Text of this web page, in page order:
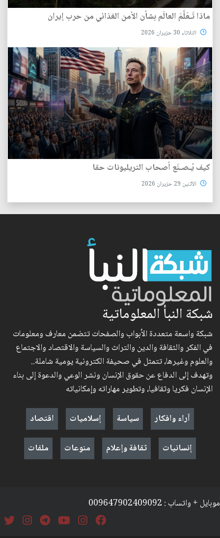
ماذا تَـعَلَّمَ العالَم بشأن الأمن الغذائي من حرب إيران
الثلاثاء 30 حزيران 2026
كيف يُـصـنَع أصحاب التريليونات حقا
الأثنين 29 حزيران 2026
شبكة النبأ المعلوماتية
شبكة واسعة متعددة الأبواب والصفحات تتضمن معارف ومعلومات
في الفكر والثقافة والدين والتراث والسياسة والاقتصاد والاجتماع
والعلوم وغيرها، تتمثل في صحيفة الكترونية يومية شاملة..
وتهدف إلى الدفاع عن حقوق الإنسان ونشر الوعي والدعوة إلى بناء
الإنسان فكريا وثقافيا، وتطوير مهاراته وإمكانياته
آراء وافكار
سياسة إسلاميات
اقتصاد
إنسانيات
ثقافة وإعلام منوعات ملفات
موبايل + واتساب : 009647902409092